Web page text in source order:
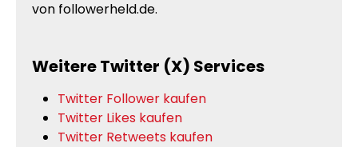
von followerheld.de.
Weitere Twitter (X) Services
Twitter Follower kaufen
Twitter Likes kaufen
Twitter Retweets kaufen